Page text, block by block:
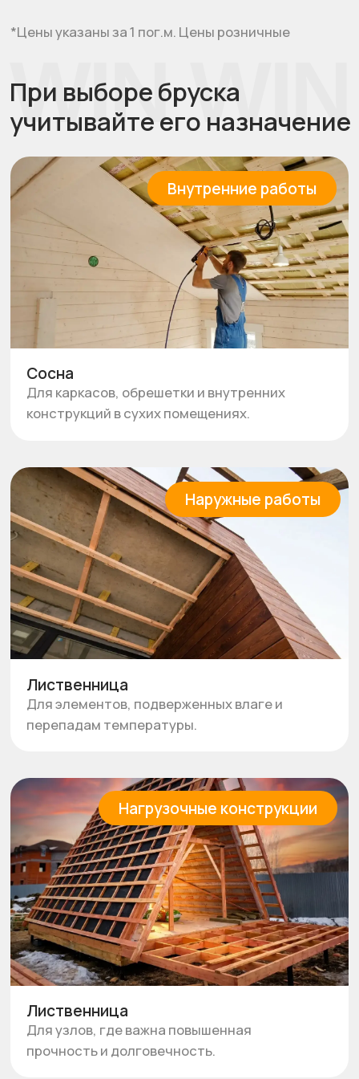
Совет: обращайте внимание на профиль и
обработку поверхности, чтобы ваш объект
Для каркасов, обрешетки и внутренних
конструкций в сухих помещениях.
Наружные работы
Для элементов, подверженных влаге и
перепадам температуры.
Лиственница
Для узлов, где важна повышенная
прочность и долговечность.
Примеры применения
нашего материала